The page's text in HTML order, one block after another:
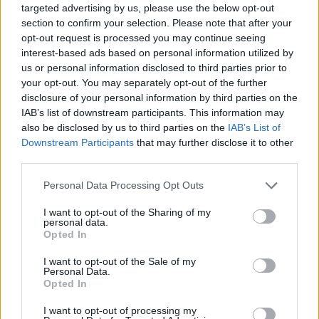
targeted advertising by us, please use the below opt-out
section to confirm your selection. Please note that after your
opt-out request is processed you may continue seeing
interest-based ads based on personal information utilized by
us or personal information disclosed to third parties prior to
your opt-out. You may separately opt-out of the further
disclosure of your personal information by third parties on the
IAB’s list of downstream participants. This information may
also be disclosed by us to third parties on the IAB’s List of
Downstream Participants that may further disclose it to other
Personal Data Processing Opt Outs
I want to opt-out of the Sharing of my
personal data.
Opted In
I want to opt-out of the Sale of my
Personal Data.
Opted In
I want to opt-out of processing my
Nell’area Asia-Pacifico, la Corea del Sud si posiziona al primo
posto con un punteggio di 51,4 punti nell’esperienza di streaming
video in diretta. Taiwan è il secondo classificato con 49,7 punti.
Singapore e il Giappone si piazzano al terzo posto, con punteggi
tra 48,7 e 49,1 punti. Papua Nuova Guinea registra il punteggio
più basso in Asia-Pacifico con 26,8 punti.
In Medio Oriente e Africa, Turchia e Bahrain si sono classificati al
primo posto, con punteggi simili di 46,1 e 46,2 punti. La Tunisia ha
registrato la migliore esperienza di streaming video in diretta
nell’Africa del Nord, con un punteggio di 44,9 punti. Sud Africa e
tra i mercati dell’Africa subsahariana, mentre il Sudan ha il